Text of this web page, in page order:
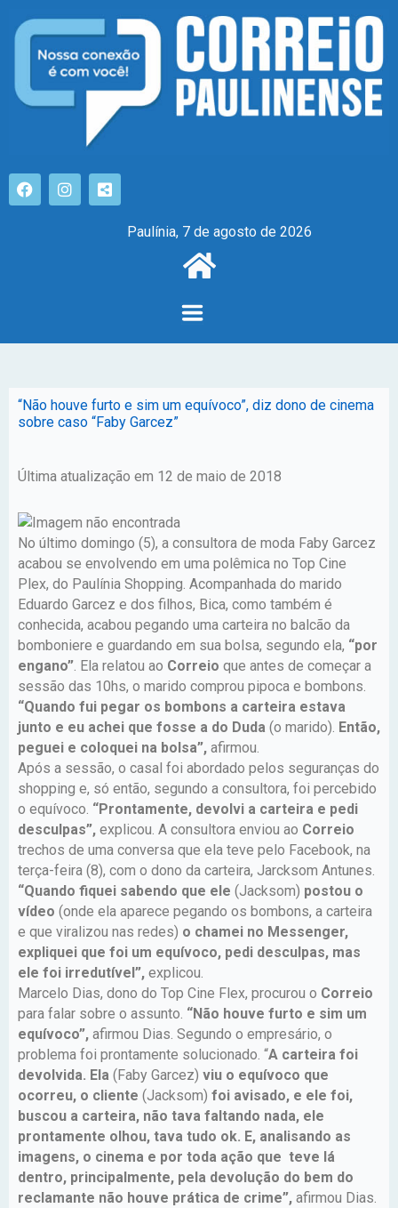
Paulínia, 7 de agosto de 2026
“Não houve furto e sim um equívoco”, diz dono de cinema
sobre caso “Faby Garcez”
Última atualização em 12 de maio de 2018
No último domingo (5), a consultora de moda Faby Garcez
acabou se envolvendo em uma polêmica no Top Cine
Plex, do Paulínia Shopping. Acompanhada do marido
Eduardo Garcez e dos filhos, Bica, como também é
conhecida, acabou pegando uma carteira no balcão da
bomboniere e guardando em sua bolsa, segundo ela, “por
engano”. Ela relatou ao Correio que antes de começar a
sessão das 10hs, o marido comprou pipoca e bombons.
“Quando fui pegar os bombons a carteira estava
junto e eu achei que fosse a do Duda (o marido). Então,
peguei e coloquei na bolsa”, afirmou.
Após a sessão, o casal foi abordado pelos seguranças do
shopping e, só então, segundo a consultora, foi percebido
o equívoco. “Prontamente, devolvi a carteira e pedi
desculpas”, explicou. A consultora enviou ao Correio
trechos de uma conversa que ela teve pelo Facebook, na
terça-feira (8), com o dono da carteira, Jarcksom Antunes.
“Quando fiquei sabendo que ele (Jacksom) postou o
vídeo (onde ela aparece pegando os bombons, a carteira
e que viralizou nas redes) o chamei no Messenger,
expliquei que foi um equívoco, pedi desculpas, mas
ele foi irredutível”, explicou.
Marcelo Dias, dono do Top Cine Flex, procurou o Correio
para falar sobre o assunto. “Não houve furto e sim um
equívoco”, afirmou Dias. Segundo o empresário, o
problema foi prontamente solucionado. “A carteira foi
devolvida. Ela (Faby Garcez) viu o equívoco que
ocorreu, o cliente (Jacksom) foi avisado, e ele foi,
buscou a carteira, não tava faltando nada, ele
prontamente olhou, tava tudo ok. E, analisando as
imagens, o cinema e por toda ação que teve lá
dentro, principalmente, pela devolução do bem do
reclamante não houve prática de crime”, afirmou Dias.